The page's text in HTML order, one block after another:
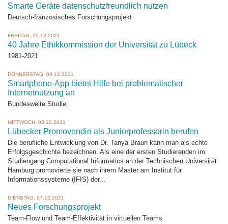
Smarte Geräte datenschutzfreundlich nutzen
Deutsch-französisches Forschungsprojekt
FREITAG, 10.12.2021
40 Jahre Ethikkommission der Universität zu Lübeck
1981-2021
DONNERSTAG, 09.12.2021
Smartphone-App bietet Hilfe bei problematischer
Internetnutzung an
Bundesweite Studie
MITTWOCH, 08.12.2021
Lübecker Promovendin als Juniorprofessorin berufen
Die berufliche Entwicklung von Dr. Tanya Braun kann man als echte
Erfolgsgeschichte bezeichnen. Als eine der ersten Studierenden im
Studiengang Computational Informatics an der Technischen Universität
Hamburg promovierte sie nach ihrem Master am Institut für
Informationssysteme (IFIS) der...
DIENSTAG, 07.12.2021
Neues Forschungsprojekt
Team-Flow und Team-Effektivität in virtuellen Teams